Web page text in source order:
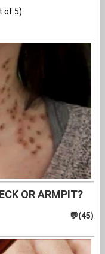
of 5)
OR ARMPIT?